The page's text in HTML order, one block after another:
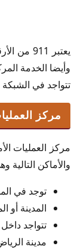
يعتبر
وأيضا الخدمة
تتواجد في
مركز
والأماكن التالية
توجد في
المدينة أو
تتواجد
مدينة